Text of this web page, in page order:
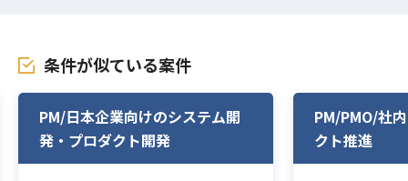
条件が似ている案件
PM/日本企業向けのシステム開
発・プロダクト開発
PM/PMO/社
クト推進